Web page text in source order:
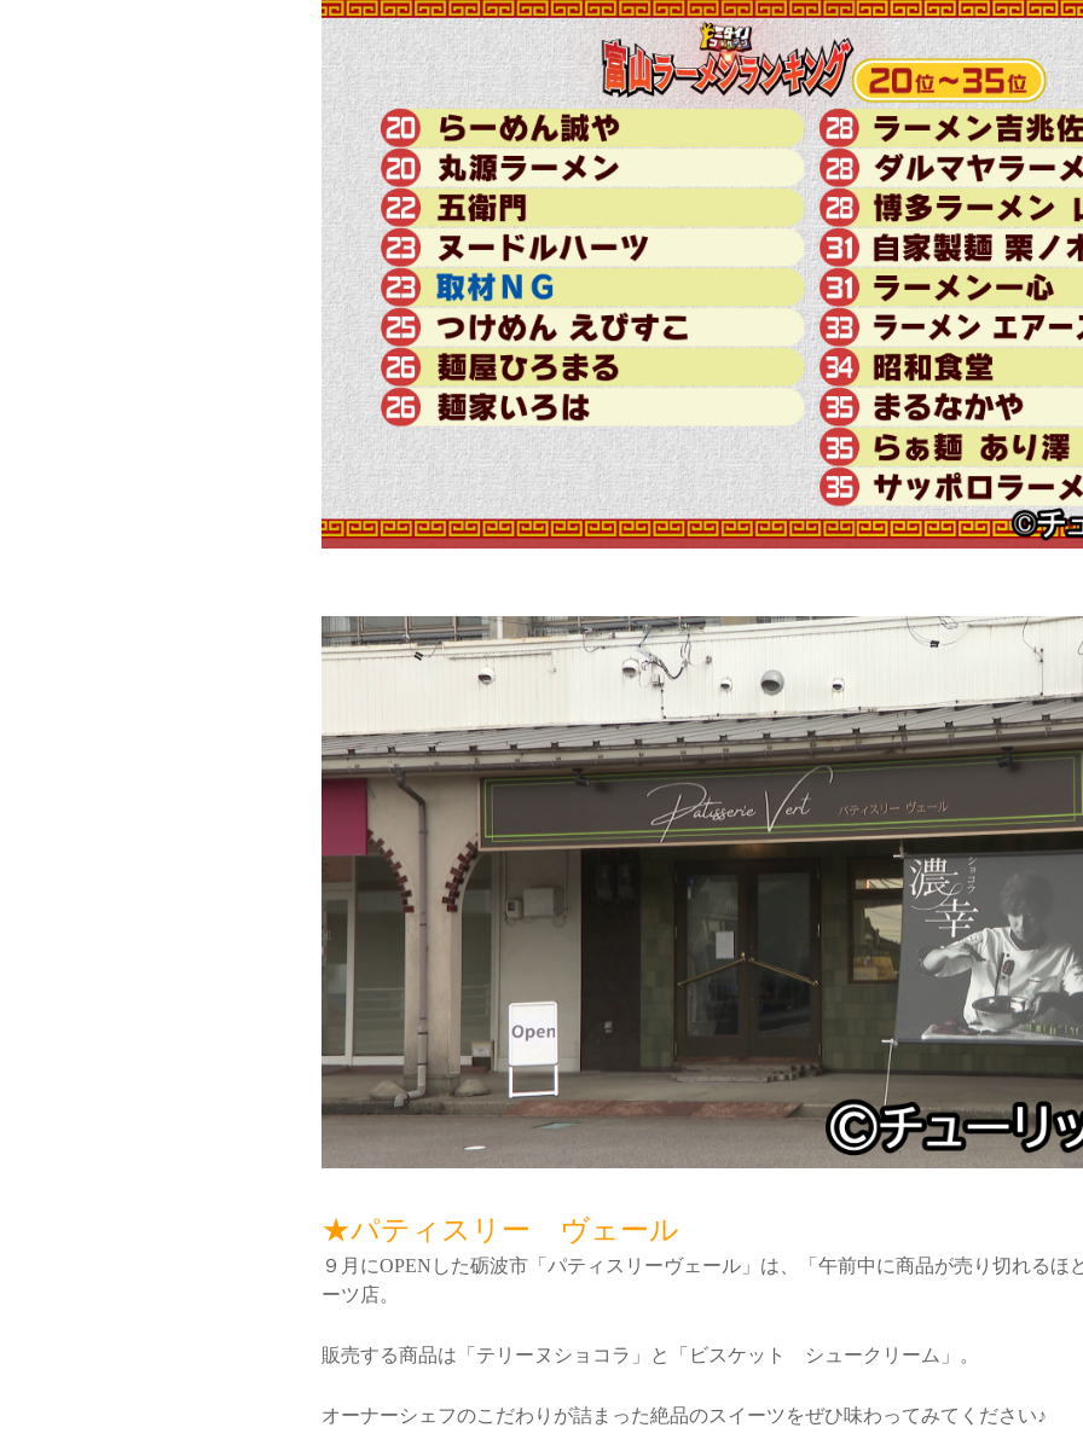
★パティスリー ヴェール
９月にOPENした砺波市「パティスリーヴェール」は、「午前中に商品が売り切れるほ
ーツ店。
販売する商品は「テリーヌショコラ」と「ビスケット シュークリーム」。
オーナーシェフのこだわりが詰まった絶品のスイーツをぜひ味わってみてください♪